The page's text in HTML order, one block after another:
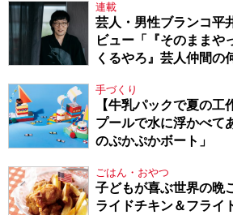
連載
芸人・男性ブランコ平
ビュー「『そのままや
くるやろ』芸人仲間の
手づくり
【牛乳パックで夏の
プールで水に浮かべて
のぷかぷかボート」
ごはん・おやつ
子どもが喜ぶ世界の晩
ライドチキン＆フライ